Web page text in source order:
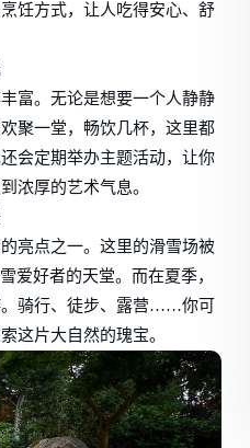
饪方式，让人吃得安心、舒
富。无论是想要一个人静静
聚一堂，畅饮几杯，这里都
会定期举办主题活动，让你
浓厚的艺术气息。
亮点之一。这里的滑雪场被
爱好者的天堂。而在夏季，
。骑行、徒步、露营……你可
这片大自然的瑰宝。